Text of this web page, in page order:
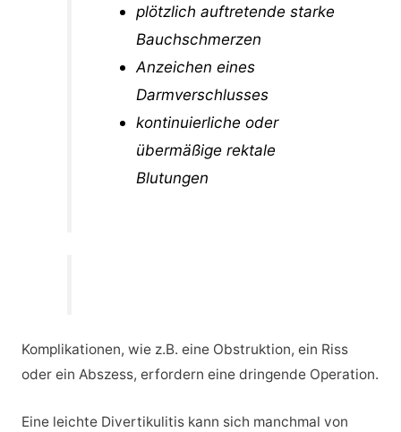
plötzlich auftretende starke
Bauchschmerzen
Anzeichen eines
Darmverschlusses
kontinuierliche oder
übermäßige rektale
Blutungen
Komplikationen, wie z.B. eine Obstruktion, ein Riss
oder ein Abszess, erfordern eine dringende Operation.
Eine leichte Divertikulitis kann sich manchmal von